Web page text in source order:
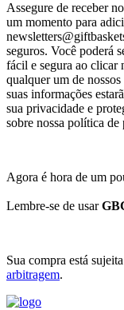
Assegure de receber
um momento para
seguros. Você poderá
fácil e segura ao clicar
qualquer um de
suas informações
sua privacidade e
sobre nossa política de
Agora é hora de um
Lembre-se de usar
Sua compra está
arbitragem.